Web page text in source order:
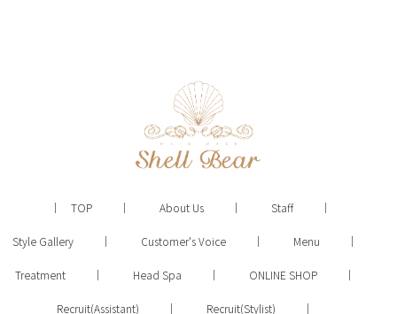
TOP About Us Staff
Style Gallery Customer's Voice Menu
Treatment Head Spa ONLINE SHOP
Recruit(Assistant) Recruit(Stylist)